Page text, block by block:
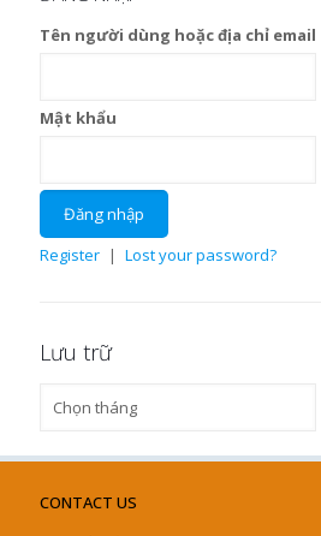
Tên người dùng hoặc địa chỉ email
Mật khẩu
Register | Lost your password?
Lưu trữ
trữ
CONTACT US